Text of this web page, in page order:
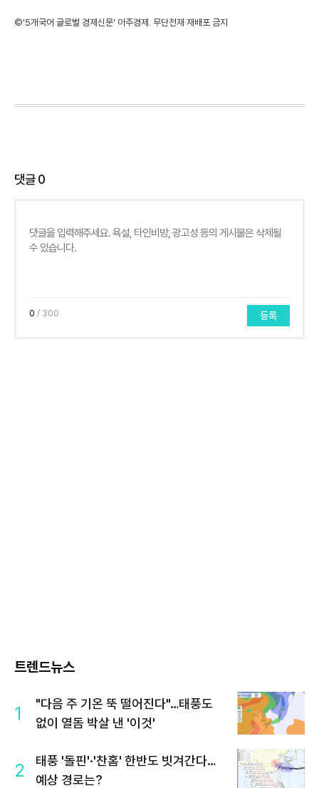
©'5개국어 글로벌 경제신문' 아주경제. 무단전재·재배포 금지
댓글0
0 / 300 등록
트렌드뉴스
1
"다음 주 기온 뚝 떨어진다"…태풍도
없이 열돔 박살 낸 '이것'
2
태풍 '돌핀'·'찬홈' 한반도 빗겨간다…
예상 경로는?